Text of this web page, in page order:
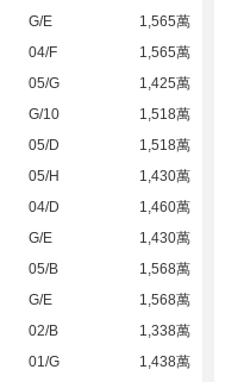
G/E
1,565萬
04/F
1,565萬
05/G
1,425萬
G/10
1,518萬
05/D
1,518萬
05/H
1,430萬
04/D
1,460萬
G/E
1,430萬
05/B
1,568萬
G/E
1,568萬
02/B
1,338萬
01/G
1,438萬